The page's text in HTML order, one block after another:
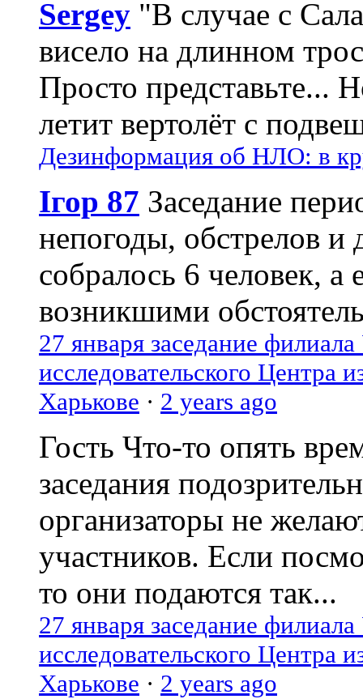
Sergey "В случае с
висело на длинном
Просто представьте...
летит вертолёт с
Дезинформация об НЛО: в
Ігор 87 Заседание
непогоды, обстрелов и
собралось 6 человек, а
возникшими
27 января заседание
исследовательского Центра
Харькове · 2 years ago
Гость Что-то опять
заседания
организаторы не
участников. Если
то они подаются так...
27 января заседание
исследовательского Центра
Харькове · 2 years ago